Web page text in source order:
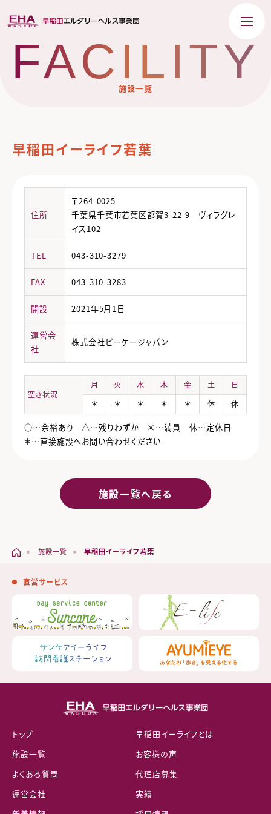
FACILITY
施設一覧
早稲田イーライフ若葉
住所
〒264-0025
千葉県千葉市若葉区都賀3-22-9 ヴィラグレ
イス102
TEL 043-310-3279
FAX 043-310-3283
開設 2021年5月1日
運営会
社
株式会社ビーケージャパン
空き状況
月 火 水 木 金 土
日
＊
＊ ＊ ＊ ＊ 休 休
○…余裕あり △…残りわずか ×…満員 休…定休日
＊…直接施設へお問い合わせください
施設一覧へ戻る
施設一覧 早稲田イーライフ若葉
直営サービス
トップ
早稲田イーライフとは
施設一覧
お客様の声
よくある質問
代理店募集
運営会社
実績